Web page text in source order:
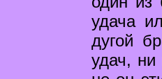
удача
дугой
удач, ни